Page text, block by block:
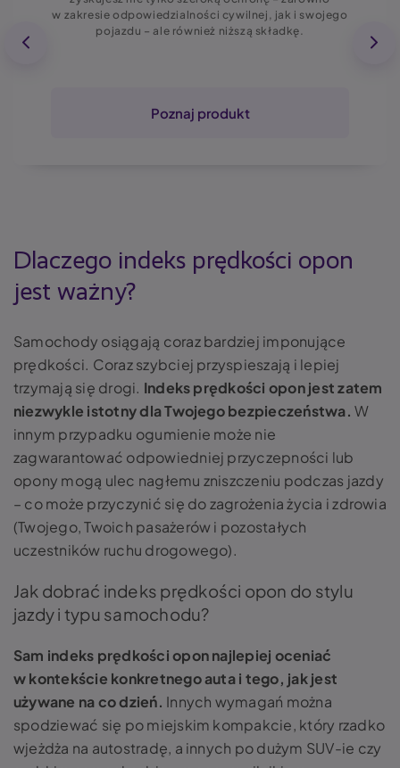
w zakresie odpowiedzialności cywilnej, jak i swojego
pojazdu – ale również niższą składkę.
Poznaj produkt
Dlaczego indeks prędkości opon
jest ważny?
Samochody osiągają coraz bardziej imponujące
prędkości. Coraz szybciej przyspieszają i lepiej
trzymają się drogi. Indeks prędkości opon jest zatem
niezwykle istotny dla Twojego bezpieczeństwa.W
innym przypadku ogumienie może nie
zagwarantować odpowiedniej przyczepności lub
opony mogą ulec nagłemu zniszczeniu podczas jazdy
– co może przyczynić się do zagrożenia życia i zdrowia
(Twojego, Twoich pasażerów i pozostałych
uczestników ruchu drogowego).
Jak dobrać indeks prędkości opon do stylu
jazdy i typu samochodu?
Sam indeks prędkości opon najlepiej oceniać
w kontekście konkretnego auta i tego, jak jest
używane na co dzień. Innych wymagań można
spodziewać się po miejskim kompakcie, który rzadko
wjeżdża na autostradę, a innych po dużym SUV-ie czy